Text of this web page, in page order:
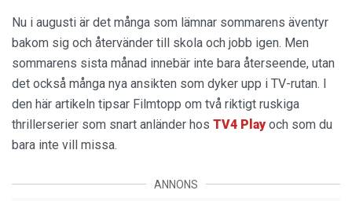
Nu i augusti är det många som lämnar sommarens äventyr
bakom sig och återvänder till skola och jobb igen. Men
sommarens sista månad innebär inte bara återseende, utan
det också många nya ansikten som dyker upp i TV-rutan. I
den här artikeln tipsar Filmtopp om två riktigt ruskiga
thrillerserier som snart anländer hos TV4 Playoch som du
bara inte vill missa.
ANNONS